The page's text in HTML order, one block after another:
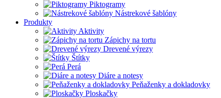
Piktogramy
Nástrekové šablóny
Produkty
Aktivity
Zápichy na tortu
Drevené výrezy
Štítky
Perá
Diáre a notesy
Peňaženky a dokladovky
Ploskačky